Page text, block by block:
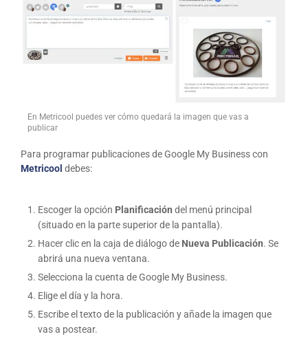
En Metricool puedes ver cómo quedará la imagen que vas a
publicar
Para programar publicaciones de Google My Business con
Metricool debes:
Escoger la opción Planificación del menú principal
(situado en la parte superior de la pantalla).
Hacer clic en la caja de diálogo de Nueva Publicación. Se
abrirá una nueva ventana.
Selecciona la cuenta de Google My Business.
Elige el día y la hora.
Escribe el texto de la publicación y añade la imagen que
vas a postear.